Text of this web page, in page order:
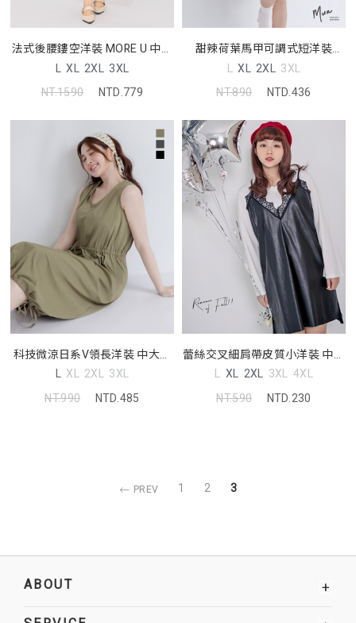
法式後腰鏤空洋裝 MORE U 中大
尺碼洋裝
L XL 2XL 3XL
NT.1590
NTD.779
甜辣荷葉馬甲可調式短洋裝
MUA! 中大尺碼洋裝
L XL 2XL 3XL
NT.890
NTD.436
科技微涼日系V領長洋裝 中大尺
碼洋裝
L XL 2XL 3XL
NT.990
NTD.485
蕾絲交叉細肩帶皮質小洋裝 中大
尺碼洋裝
L XL 2XL 3XL 4XL
NT.590
NTD.230
PREV 1 2 3
ABOUT +